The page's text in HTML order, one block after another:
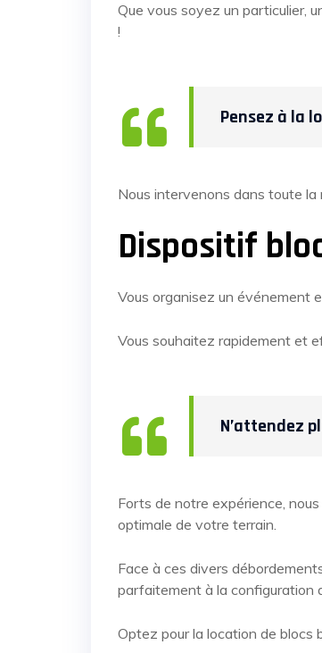
Que vous soyez un particulier,
!
Pensez à la
Nous intervenons dans toute la
Dispositif
Vous organisez un événement
Vous souhaitez rapidement et
N’attendez
Forts de notre expérience,
optimale de votre terrain.
Face à ces divers
parfaitement à la configuration
Optez pour la location de blocs